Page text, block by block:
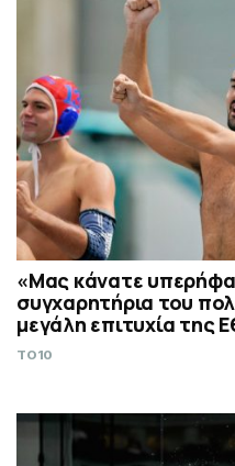
«Μας κάνατε
συγχαρητήρια του
μεγάλη επιτυχία της
TO10